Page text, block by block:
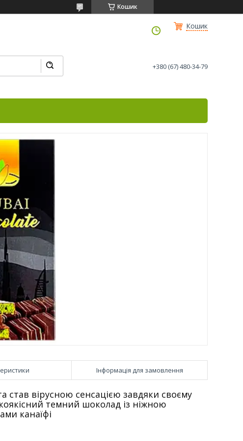
Кошик
Кошик
+380 (67) 480-34-79
Інформація для замовлення
вірусною сенсацією завдяки своєму
темний шоколад із ніжною
канаїфі